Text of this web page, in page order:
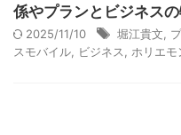
係やプランとビジネス
2025/11/10 堀江貴文
スモバイル
ビジネス ホリエモ